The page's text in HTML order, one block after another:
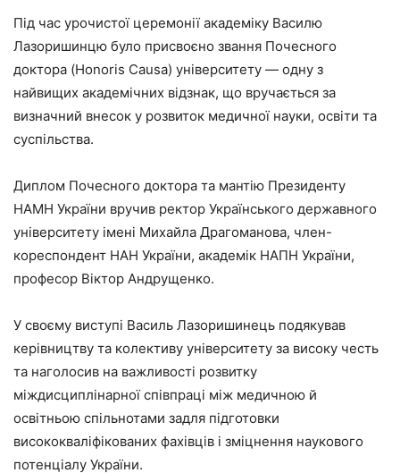
Під час урочистої церемонії академіку Василю
Лазоришинцю було присвоєно звання Почесного
доктора (Honoris Causa) університету — одну з
найвищих академічних відзнак, що вручається за
визначний внесок у розвиток медичної науки, освіти та
суспільства.
Диплом Почесного доктора та мантію Президенту
НАМН України вручив ректор Українського державного
університету імені Михайла Драгоманова, член-
кореспондент НАН України, академік НАПН України,
професор Віктор Андрущенко.
У своєму виступі Василь Лазоришинець подякував
керівництву та колективу університету за високу честь
та наголосив на важливості розвитку
міждисциплінарної співпраці між медичною й
освітньою спільнотами задля підготовки
висококваліфікованих фахівців і зміцнення наукового
потенціалу України.